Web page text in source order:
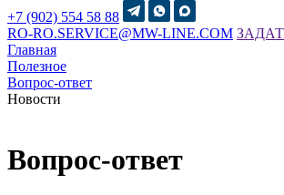
+7 (902) 554 58 88
RO-RO.SERVICE@MW-LINE.COM
Главная
Полезное
Вопрос-ответ
Новости
Вопрос-ответ